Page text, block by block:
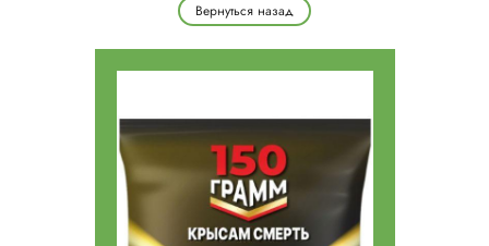
Вернуться назад